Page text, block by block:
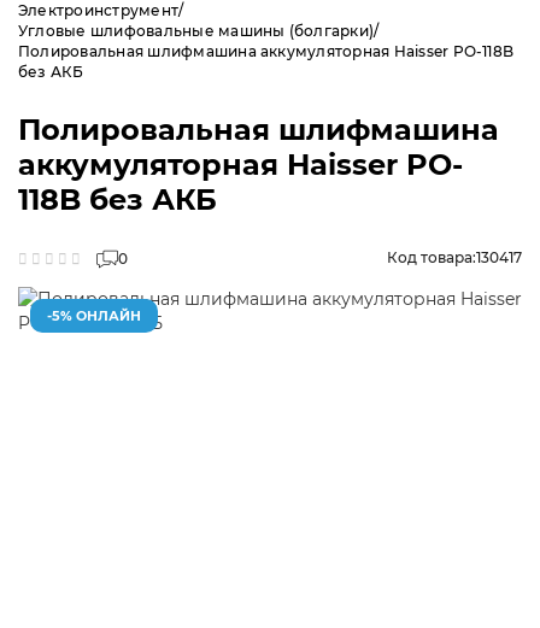
Электроинструмент
Угловые шлифовальные машины (болгарки)
Полировальная шлифмашина аккумуляторная Haisser PO-118B
без АКБ
Полировальная шлифмашина
аккумуляторная Haisser PO-
118B без АКБ
0 Код товара:130417
-5% ОНЛАЙН